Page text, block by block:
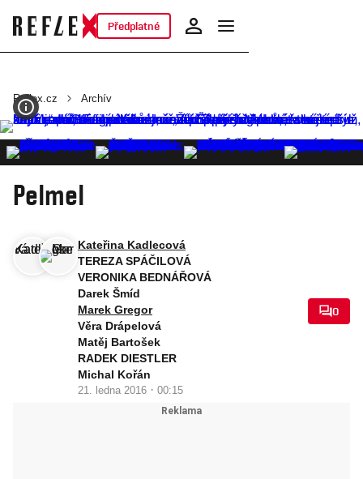
Předplatné
Reflex.cz Archív
Pelmel
Kateřina Kadlecová
TEREZA SPÁČILOVÁ
VERONIKA BEDNÁŘOVÁ
Darek Šmíd
Marek Gregor
Věra Drápelová
Matěj Bartošek
RADEK DIESTLER
Michal Kořán
21. ledna 2016 · 00:15
0